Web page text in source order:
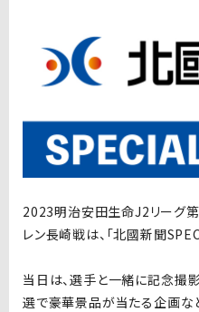
2023明治安田生命J2リーグ第
レン長崎戦は、「北國新聞
当日は、選手と一緒に記念撮
選で豪華景品が当たる企画な